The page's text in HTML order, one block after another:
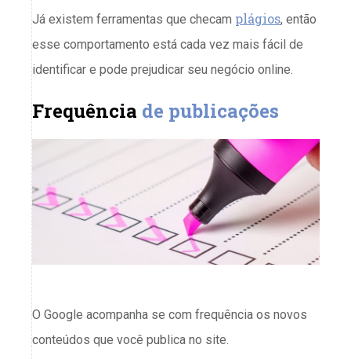
Já existem ferramentas que checam plágios, então
esse comportamento está cada vez mais fácil de
identificar e pode prejudicar seu negócio online.
Frequência de publicações
O Google acompanha se com frequência os novos
conteúdos que você publica no site.